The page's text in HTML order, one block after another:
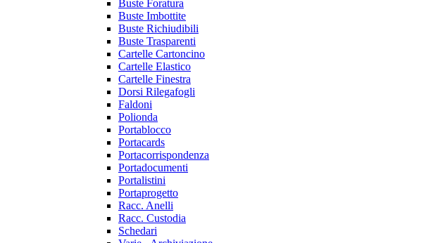
Buste Foratura
Buste Imbottite
Buste Richiudibili
Buste Trasparenti
Cartelle Cartoncino
Cartelle Elastico
Cartelle Finestra
Dorsi Rilegafogli
Faldoni
Polionda
Portablocco
Portacards
Portacorrispondenza
Portadocumenti
Portalistini
Portaprogetto
Racc. Anelli
Racc. Custodia
Schedari